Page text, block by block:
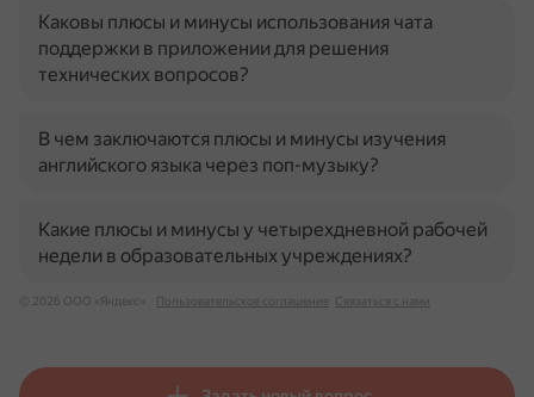
Каковы плюсы и минусы использования чата
поддержки в приложении для решения
технических вопросов?
В чем заключаются плюсы и минусы изучения
английского языка через поп-музыку?
Какие плюсы и минусы у четырехдневной рабочей
недели в образовательных учреждениях?
© 2026 ООО «Яндекс» Пользовательское соглашение Связаться с нами